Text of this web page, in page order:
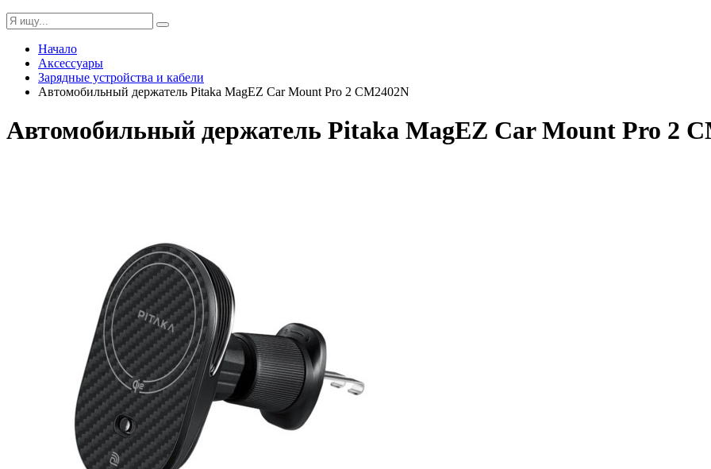
Начало
Аксессуары
Зарядные устройства и кабели
Автомобильный держатель Pitaka MagEZ Car Mount Pro 2 CM2402N
Автомобильный держатель Pitaka MagEZ Car Mount Pro 2